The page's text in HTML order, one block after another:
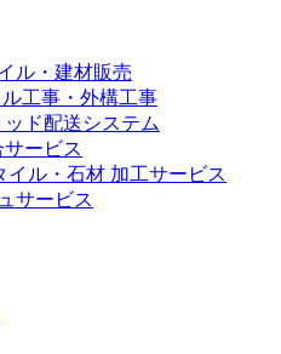
ル・建材販売
ル工事・外構工事
ド配送システム
ービス
イル・石材 加工サービス
サービス